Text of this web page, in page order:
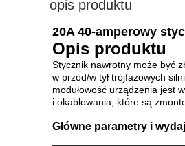
opis produktu
20A 40-amperowy
Opis produktu
Stycznik nawrotny może być
w przód/w tył trójfazowych
modułowość urządzenia jest
i okablowania, które są
Główne parametry i